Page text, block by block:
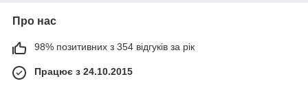
Про нас
98% позитивних з 354 відгуків за рік
Працює з 24.10.2015